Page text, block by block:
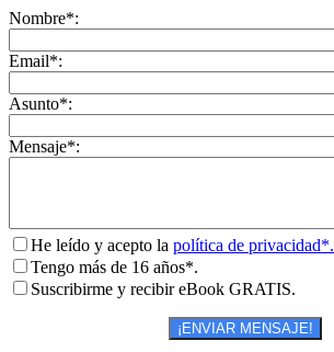
Nombre*:
Email*:
Asunto*:
Mensaje*:
He leído y acepto la política de privacidad*.
Tengo más de 16 años*.
Suscribirme y recibir eBook GRATIS.